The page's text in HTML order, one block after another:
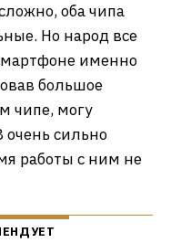
оба чипа
Но народ все
именно
большое
чипе, могу
очень сильно
работы с ним не